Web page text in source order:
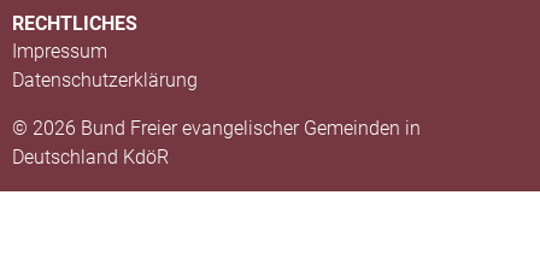
RECHTLICHES
Impressum
Datenschutzerklärung
© 2026 Bund Freier evangelischer Gemeinden in
Deutschland KdöR